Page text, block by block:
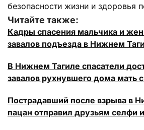
безопасности жизни и здоровья
Читайте также:
Кадры спасения мальчика и
завалов подъезда в Нижнем
В Нижнем Тагиле спасатели
завалов рухнувшего дома мать
Пострадавший после взрыва в
пацан отправил друзьям селфи